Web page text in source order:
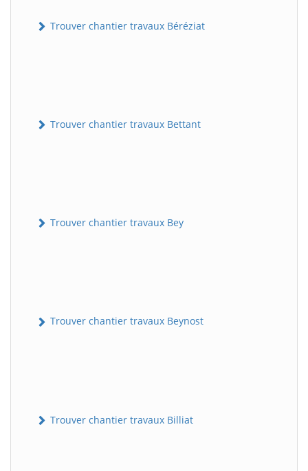
Trouver chantier travaux Béréziat
Trouver chantier travaux Bettant
Trouver chantier travaux Bey
Trouver chantier travaux Beynost
Trouver chantier travaux Billiat